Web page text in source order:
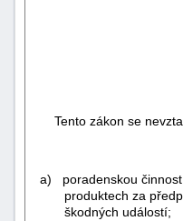
Tento zákon se
a) poradenskou činnost
produktech za
škodných událostí;